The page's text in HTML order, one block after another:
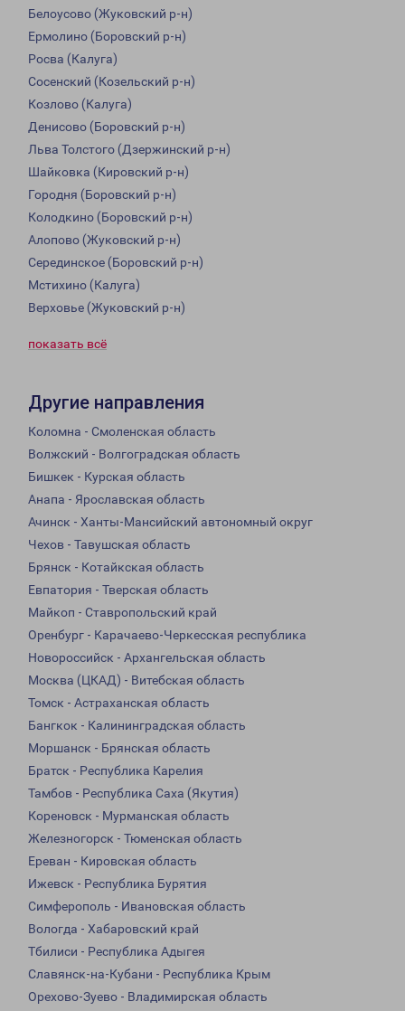
Белоусово (Жуковский р-н)
Ермолино (Боровский р-н)
Росва (Калуга)
Сосенский (Козельский р-н)
Козлово (Калуга)
Денисово (Боровский р-н)
Льва Толстого (Дзержинский р-н)
Шайковка (Кировский р-н)
Городня (Боровский р-н)
Колодкино (Боровский р-н)
Алопово (Жуковский р-н)
Серединское (Боровский р-н)
Мстихино (Калуга)
Верховье (Жуковский р-н)
показать всё
Другие направления
Коломна - Смоленская область
Волжский - Волгоградская область
Бишкек - Курская область
Анапа - Ярославская область
Ачинск - Ханты-Мансийский автономный округ
Чехов - Тавушская область
Брянск - Котайкская область
Евпатория - Тверская область
Майкоп - Ставропольский край
Оренбург - Карачаево-Черкесская республика
Новороссийск - Архангельская область
Москва (ЦКАД) - Витебская область
Томск - Астраханская область
Бангкок - Калининградская область
Моршанск - Брянская область
Братск - Республика Карелия
Тамбов - Республика Саха (Якутия)
Кореновск - Мурманская область
Железногорск - Тюменская область
Ереван - Кировская область
Ижевск - Республика Бурятия
Симферополь - Ивановская область
Вологда - Хабаровский край
Тбилиси - Республика Адыгея
Славянск-на-Кубани - Республика Крым
Орехово-Зуево - Владимирская область